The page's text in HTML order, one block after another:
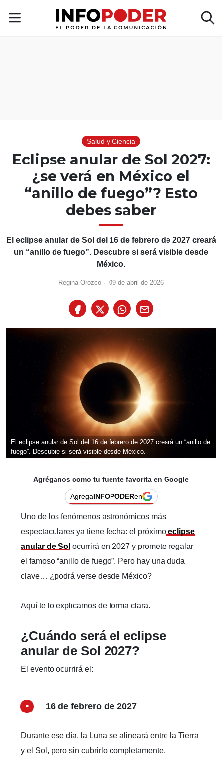
Salud y Ciencia
Eclipse anular de Sol 2027:
¿se verá en México el
“anillo de fuego”? Esto
debes saber
El eclipse anular de Sol del 16 de febrero de 2027 creará
un “anillo de fuego”. Descubre si será visible desde
México.
Regina Orozco · 09 de abril de 2026
El eclipse anular de Sol del 16 de febrero de 2027 creará un “anillo de
fuego”. Descubre si será visible desde México.
Agréganos como tu fuente favorita en Google
AgregaINFOPODERen
Uno de los fenómenos astronómicos más
espectaculares ya tiene fecha: el próximo eclipse
anular de Sol ocurrirá en 2027 y promete regalar
el famoso “anillo de fuego”. Pero hay una duda
clave… ¿podrá verse desde México?
Aquí te lo explicamos de forma clara.
¿Cuándo será el eclipse
anular de Sol 2027?
El evento ocurrirá el:
16 de febrero de 2027
Durante ese día, la Luna se alineará entre la Tierra
y el Sol, pero sin cubrirlo completamente.